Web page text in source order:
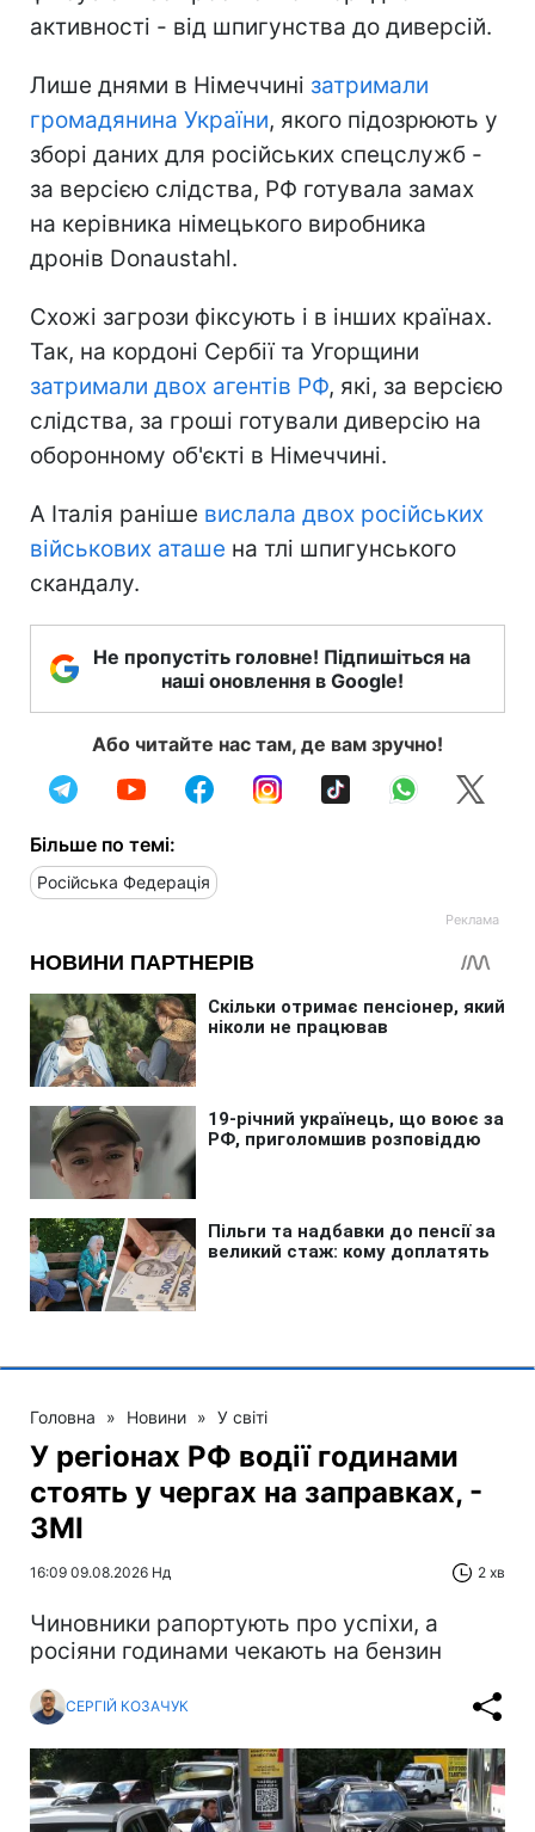
активності - від шпигунства до диверсій.
Лише днями в Німеччині затримали
громадянина України, якого підозрюють у
зборі даних для російських спецслужб -
за версією слідства, РФ готувала замах
на керівника німецького виробника
дронів Donaustahl.
Схожі загрози фіксують і в інших країнах.
Так, на кордоні Сербії та Угорщини
затримали двох агентів РФ, які, за версією
слідства, за гроші готували диверсію на
оборонному об'єкті в Німеччині.
А Італія раніше вислала двох російських
військових аташе на тлі шпигунського
скандалу.
Не пропустіть головне! Підпишіться на
наші оновлення в Google!
Або читайте нас там, де вам зручно!
Більше по темі:
Російська Федерація
Головна » Новини » У світі
У регіонах РФ водії годинами
стоять у чергах на заправках, -
ЗМІ
16:09 09.08.2026 Нд 2 хв
Чиновники рапортують про успіхи, а
росіяни годинами чекають на бензин
СЕРГІЙ КОЗАЧУК